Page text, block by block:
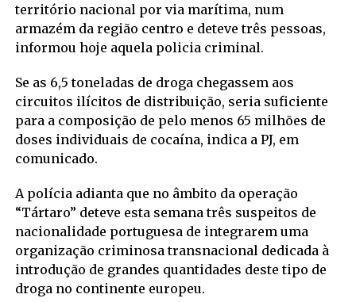
território nacional por via marítima, num
armazém da região centro e deteve três pessoas,
informou hoje aquela policia criminal.
Se as 6,5 toneladas de droga chegassem aos
circuitos ilícitos de distribuição, seria suficiente
para a composição de pelo menos 65 milhões de
doses individuais de cocaína, indica a PJ, em
comunicado.
A polícia adianta que no âmbito da operação
“Tártaro” deteve esta semana três suspeitos de
nacionalidade portuguesa de integrarem uma
organização criminosa transnacional dedicada à
introdução de grandes quantidades deste tipo de
droga no continente europeu.